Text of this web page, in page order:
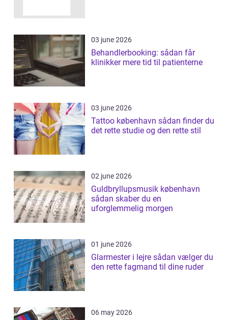
03 june 2026
Behandlerbooking: sådan får
klinikker mere tid til patienterne
03 june 2026
Tattoo københavn sådan finder du
det rette studie og den rette stil
02 june 2026
Guldbryllupsmusik københavn
sådan skaber du en
uforglemmelig morgen
01 june 2026
Glarmester i lejre sådan vælger du
den rette fagmand til dine ruder
06 may 2026